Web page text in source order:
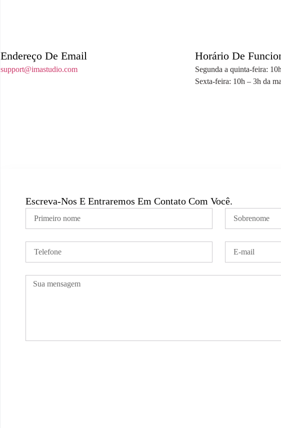
Endereço De Email
support@imastudio.com
Horário De
Segunda a quinta-feira:
Sexta-feira: 10h – 3h da
Escreva-Nos E Entraremos Em Contato Com Você.